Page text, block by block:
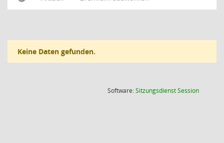
Keine Daten gefunden.
Software:SitzungsdienstSession(Wird in